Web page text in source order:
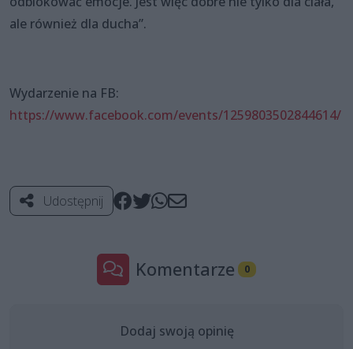
ale również dla ducha”.
Wydarzenie na FB:
https://www.facebook.com/events/1259803502844614/
Udostępnij
Komentarze 0
Dodaj swoją opinię